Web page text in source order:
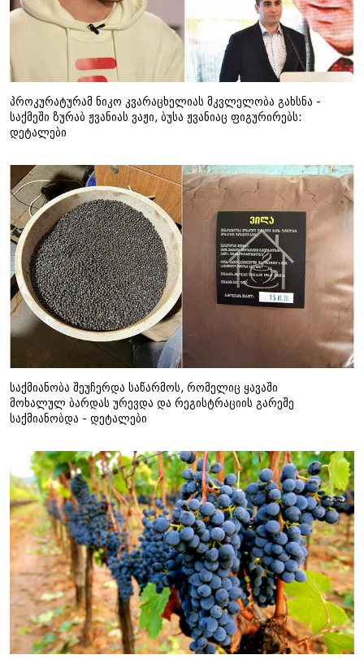
პროკურატურამ ნიკო კვარაცხელიას მკვლელობა გახსნა -
საქმეში ზურაბ ჟვანიას ვაჟი, ბუსა ჟვანიაც ფიგურირებს:
დეტალები
საქმიანობა შეუჩერდა საწარმოს, რომელიც ყავაში
მოხალულ ბარდას ურევდა და რეგისტრაციის გარეშე
საქმიანობდა - დეტალები